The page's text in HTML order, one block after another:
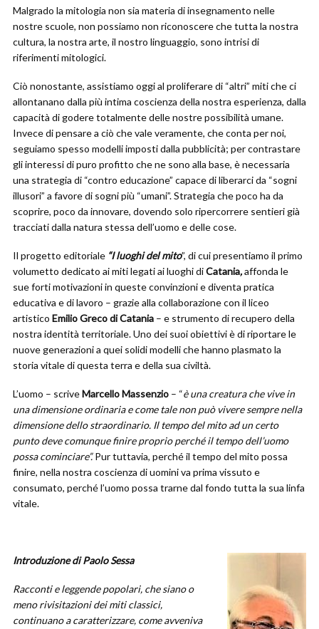
Malgrado la mitologia non sia materia di insegnamento nelle
nostre scuole, non possiamo non riconoscere che tutta la nostra
cultura, la nostra arte, il nostro linguaggio, sono intrisi di
riferimenti mitologici.
Ciò nonostante, assistiamo oggi al proliferare di “altri” miti che ci
allontanano dalla più intima coscienza della nostra esperienza, dalla
capacità di godere totalmente delle nostre possibilità umane.
Invece di pensare a ciò che vale veramente, che conta per noi,
seguiamo spesso modelli imposti dalla pubblicità; per contrastare
gli interessi di puro profitto che ne sono alla base, è necessaria
una strategia di “contro educazione” capace di liberarci da “sogni
illusori” a favore di sogni più “umani”. Strategia che poco ha da
scoprire, poco da innovare, dovendo solo ripercorrere sentieri già
tracciati dalla natura stessa dell’uomo e delle cose.
Il progetto editoriale “I luoghi del mito”, di cui presentiamo il primo
volumetto dedicato ai miti legati ai luoghi diCatania,affonda le
sue forti motivazioni in queste convinzioni e diventa pratica
educativa e di lavoro – grazie alla collaborazione con il liceo
artistico Emilio Greco di Catania – e strumento di recupero della
nostra identità territoriale. Uno dei suoi obiettivi è di riportare le
nuove generazioni a quei solidi modelli che hanno plasmato la
storia vitale di questa terra e della sua civiltà.
L’uomo – scriveMarcelloMassenzio – “è una creatura che vive in
una dimensione ordinaria e come tale non può vivere sempre nella
dimensione dello straordinario. Il tempo del mito ad un certo
punto deve comunque finire proprio perché il tempo dell’uomo
possa cominciare”.Pur tuttavia, perché il tempo del mito possa
finire, nella nostra coscienza di uomini va prima vissuto e
consumato, perché l’uomo possa trarne dal fondo tutta la sua linfa
vitale.
Introduzione di Paolo Sessa
Racconti e leggende popolari, che siano o
meno rivisitazioni dei miti classici,
continuano a caratterizzare, come avveniva